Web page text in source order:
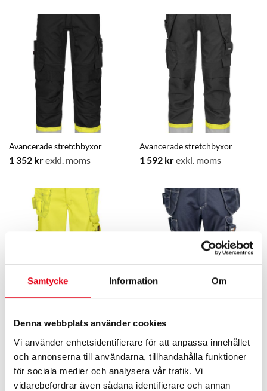
Samtycke Information Om
Denna webbplats använder cookies
Vi använder enhetsidentifierare för att anpassa innehållet
och annonserna till användarna, tillhandahålla funktioner
för sociala medier och analysera vår trafik. Vi
vidarebefordrar även sådana identifierare och annan
Avancerade stretchbyxor
1 352 krexkl. moms
Avancerade stretchbyxor
1 592 krexkl. moms
Flamskyddade arbetsbyxor Flamskyddade arbetsbyxor